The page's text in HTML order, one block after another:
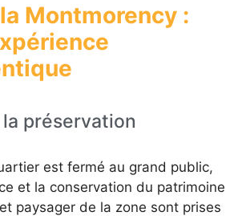
Montmorency :
la préservation
est fermé au grand public,
et la conservation du patrimoine
paysager de la zone sont prises